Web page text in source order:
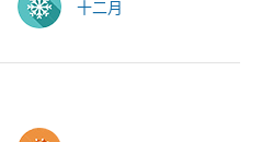
十二月